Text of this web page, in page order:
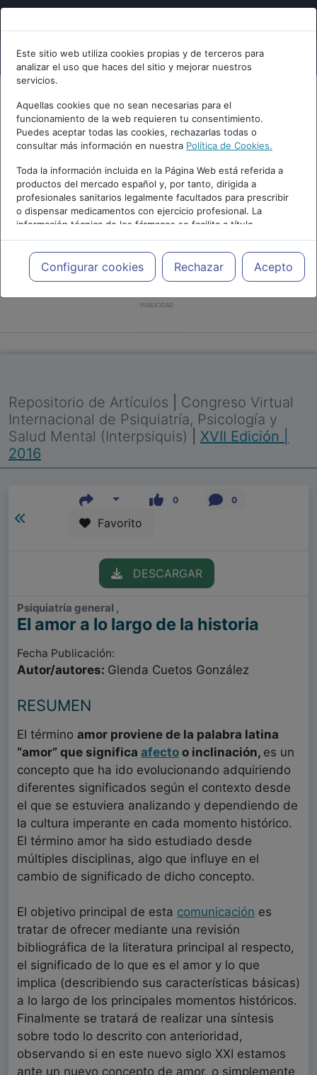
Este sitio web utiliza cookies propias y de terceros para
analizar el uso que haces del sitio y mejorar nuestros
servicios.
Aquellas cookies que no sean necesarias para el
funcionamiento de la web requieren tu consentimiento.
Puedes aceptar todas las cookies, rechazarlas todas o
consultar más información en nuestra Política de Cookies.
Toda la información incluida en la Página Web está referida a
productos del mercado español y, por tanto, dirigida a
profesionales sanitarios legalmente facultados para prescribir
o dispensar medicamentos con ejercicio profesional. La
información técnica de los fármacos se facilita a título
meramente informativo, siendo responsabilidad de los
profesionales facultados prescribir medicamentos y decidir, en
cada caso concreto, el tratamiento más adecuado a las
necesidades del paciente.
Configurar cookies Rechazar Acepto
PUBLICIDAD
Repositorio de Artículos
Congreso Virtual
Internacional de Psiquiatría, Psicología y
Salud Mental (Interpsiquis)
XVII Edición |
2016
0 0
Favorito
DESCARGAR
Psiquiatría general ,
El amor a lo largo de la historia
Fecha Publicación:
Autor/autores: Glenda Cuetos González
RESUMEN
El término amor proviene de la palabra latina
“amor” que significa afecto o inclinación, es un
concepto que ha ido evolucionando adquiriendo
diferentes significados según el contexto desde
el que se estuviera analizando y dependiendo de
la cultura imperante en cada momento histórico.
El término amor ha sido estudiado desde
múltiples disciplinas, algo que influye en el
cambio de significado de dicho concepto.
El objetivo principal de esta comunicación es
tratar de ofrecer mediante una revisión
bibliográfica de la literatura principal al respecto,
el significado de lo que es el amor y lo que
implica (describiendo sus características básicas)
a lo largo de los principales momentos históricos.
Finalmente se tratará de realizar una síntesis
sobre todo lo descrito con anterioridad,
observando si en este nuevo siglo XXI estamos
ante un nuevo concepto de amor, o simplemente